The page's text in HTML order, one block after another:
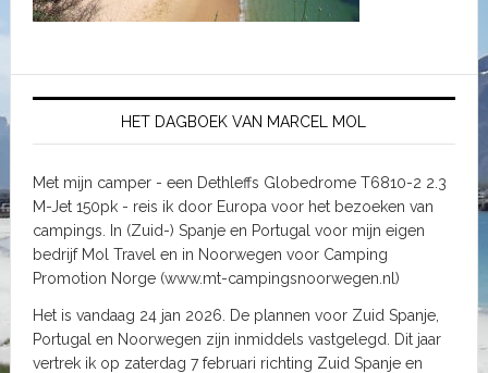
HET DAGBOEK VAN MARCEL MOL
Met mijn camper - een Dethleffs Globedrome T6810-2 2.3
M-Jet 150pk - reis ik door Europa voor het bezoeken van
campings. In (Zuid-) Spanje en Portugal voor mijn eigen
bedrijf Mol Travel en in Noorwegen voor Camping
Promotion Norge (www.mt-campingsnoorwegen.nl)
Het is vandaag 24 jan 2026. De plannen voor Zuid Spanje,
Portugal en Noorwegen zijn inmiddels vastgelegd. Dit jaar
vertrek ik op zaterdag 7 februari richting Zuid Spanje en